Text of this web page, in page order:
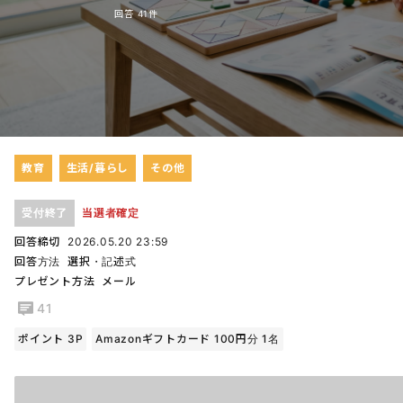
回答 41件
教育 生活/暮らし その他
受付終了 当選者確定
回答締切
2026.05.20 23:59
回答方法 選択・記述式
プレゼント方法
メール
41
ポイント 3P Amazonギフトカード 100円分 1名